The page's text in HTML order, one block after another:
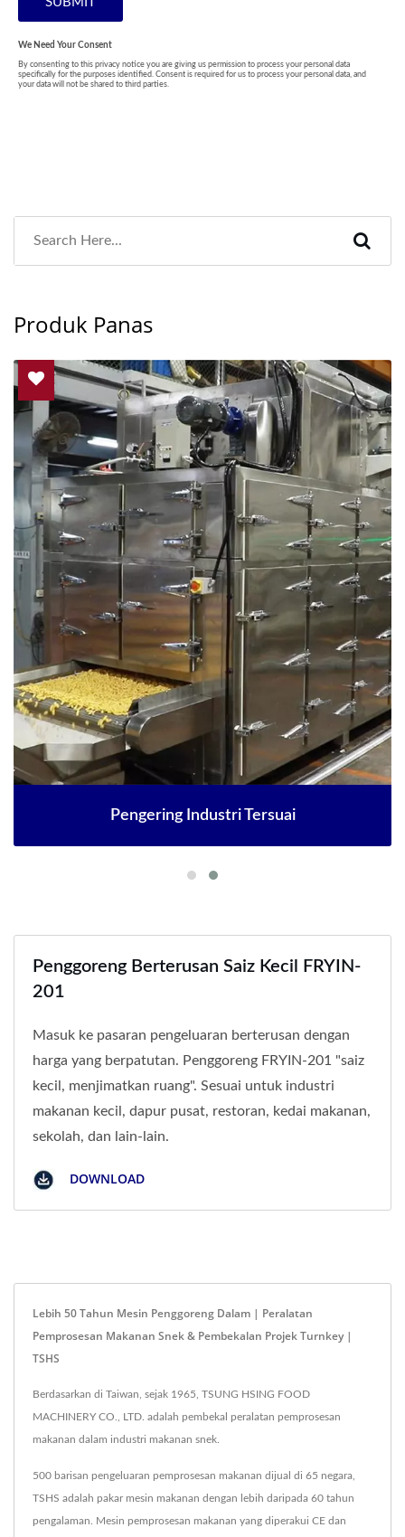
Produk Panas
Pengering Industri Tersuai
Penggoreng Berterusan Saiz Kecil FRYIN-
201
Masuk ke pasaran pengeluaran berterusan dengan
harga yang berpatutan. Penggoreng FRYIN-201 "saiz
kecil, menjimatkan ruang". Sesuai untuk industri
makanan kecil, dapur pusat, restoran, kedai makanan,
sekolah, dan lain-lain.
DOWNLOAD
Lebih 50 Tahun Mesin Penggoreng Dalam | Peralatan
Pemprosesan Makanan Snek & Pembekalan Projek Turnkey |
TSHS
Berdasarkan di Taiwan, sejak 1965, TSUNG HSING FOOD
MACHINERY CO., LTD. adalah pembekal peralatan pemprosesan
makanan dalam industri makanan snek.
500 barisan pengeluaran pemprosesan makanan dijual di 65 negara,
TSHS adalah pakar mesin makanan dengan lebih daripada 60 tahun
pengalaman. Mesin pemprosesan makanan yang diperakui CE dan